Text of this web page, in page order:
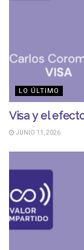
LO ÚLTIMO
Visa y el
JUNIO 11, 2026